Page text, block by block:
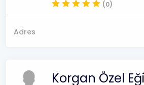
(0)
Adres
Korgan Özel